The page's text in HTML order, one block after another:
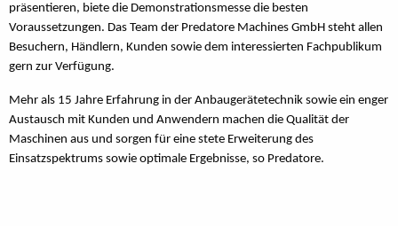
präsentieren, biete die Demonstrationsmesse die besten
Voraussetzungen. Das Team der Predatore Machines GmbH steht allen
Besuchern, Händlern, Kunden sowie dem interessierten Fachpublikum
gern zur Verfügung.
Mehr als 15 Jahre Erfahrung in der Anbaugerätetechnik sowie ein enger
Austausch mit Kunden und Anwendern machen die Qualität der
Maschinen aus und sorgen für eine stete Erweiterung des
Einsatzspektrums sowie optimale Ergebnisse, so Predatore.